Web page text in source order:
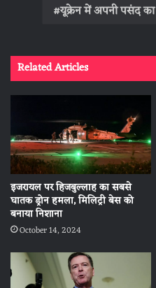
यूक्रेन में अपनी पसंद का
Related Articles
इजरायल पर हिजबुल्लाह का सबसे
घातक ड्रोन हमला, मिलिट्री बेस को
बनाया निशाना
October 14, 2024